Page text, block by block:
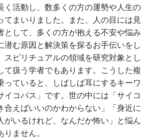
く活動し、数多くの方の運勢や人生の
てまいりました。また、人の目には見
として、多くの方が抱える不安や悩み
潜む原因と解決策を探るお手伝いをし
スピリチュアルの領域を研究対象とし
て扱う学者でもあります。こうした複
っていると、しばしば耳にするキーワ
イコパス」です。世の中には「サイコ
合えばいいのかわからない」「身近に
がいるけれど、なんだか怖い」と悩ん
ません。